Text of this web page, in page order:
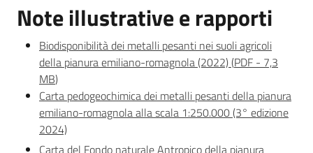
Note illustrative e rapporti
Biodisponibilità dei metalli pesanti nei suoli agricoli
della pianura emiliano-romagnola (2022)(PDF - 7,3
MB)
Carta pedogeochimica dei metalli pesanti della pianura
emiliano-romagnola alla scala 1:250.000 (3° edizione
2024)
Carta del Fondo naturale Antropico della pianura